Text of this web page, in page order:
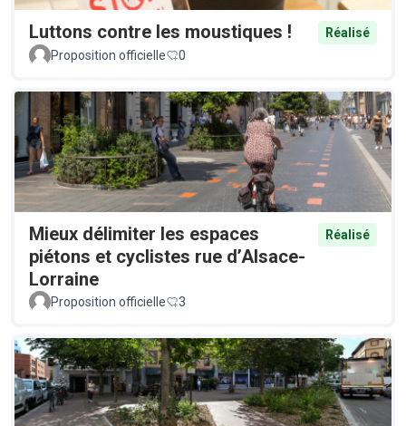
Luttons contre les moustiques !
Réalisé
Proposition officielle
0
Mieux délimiter les espaces
piétons et cyclistes rue d’Alsace-
Lorraine
Réalisé
Proposition officielle 3